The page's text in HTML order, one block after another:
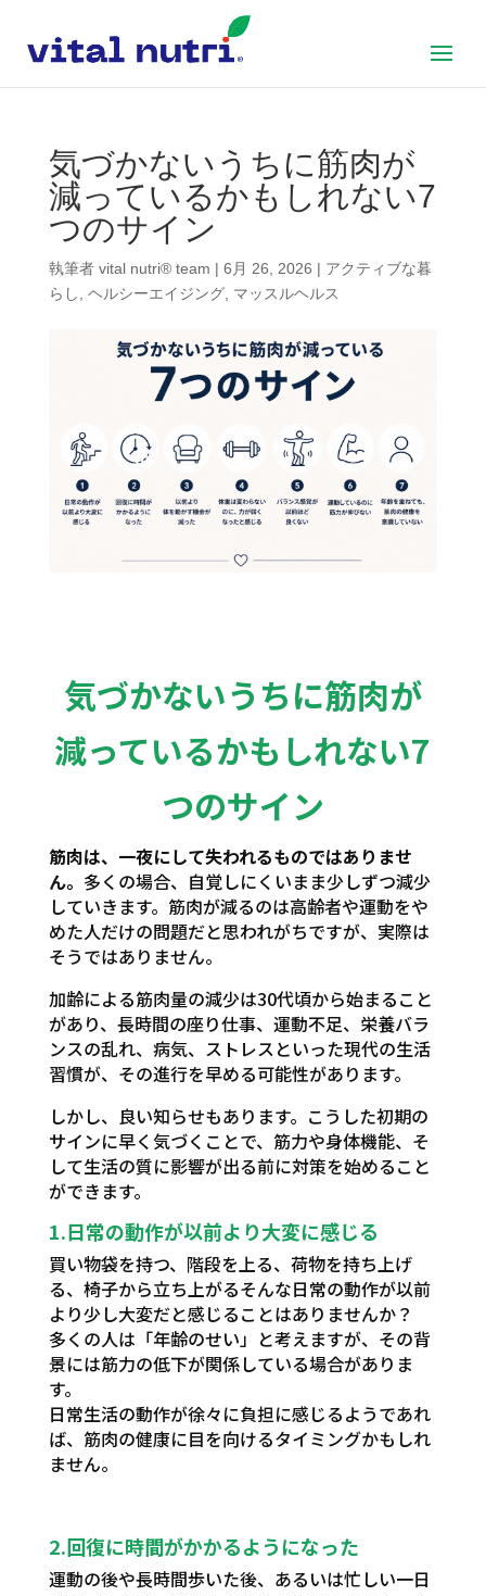
気づかないうちに筋肉が
減っているかもしれない7
つのサイン
執筆者 vital nutri® team | 6月 26, 2026 | アクティブな暮
らし
ヘルシーエイジング, マッスルヘルス
気づかないうちに筋肉が
減っているかもしれない7
つのサイン
筋肉は、一夜にして失われるものではありませ
ん。 多くの場合、自覚しにくいまま少しずつ減少
していきます。筋肉が減るのは高齢者や運動をや
めた人だけの問題だと思われがちですが、実際は
そうではありません。
加齢による筋肉量の減少は30代頃から始まること
があり、長時間の座り仕事、運動不足、栄養バラ
ンスの乱れ、病気、ストレスといった現代の生活
習慣が、その進行を早める可能性があります。
しかし、良い知らせもあります。こうした初期の
サインに早く気づくことで、筋力や身体機能、そ
して生活の質に影響が出る前に対策を始めること
ができます。
1.日常の動作が以前より大変に感じる
買い物袋を持つ、階段を上る、荷物を持ち上げ
る、椅子から立ち上がる――そんな日常の動作が以前
より少し大変だと感じることはありませんか？
多くの人は「年齢のせい」と考えますが、その背
景には筋力の低下が関係している場合がありま
す。
日常生活の動作が徐々に負担に感じるようであれ
ば、筋肉の健康に目を向けるタイミングかもしれ
ません。
2.回復に時間がかかるようになった
運動の後や長時間歩いた後、あるいは忙しい一日